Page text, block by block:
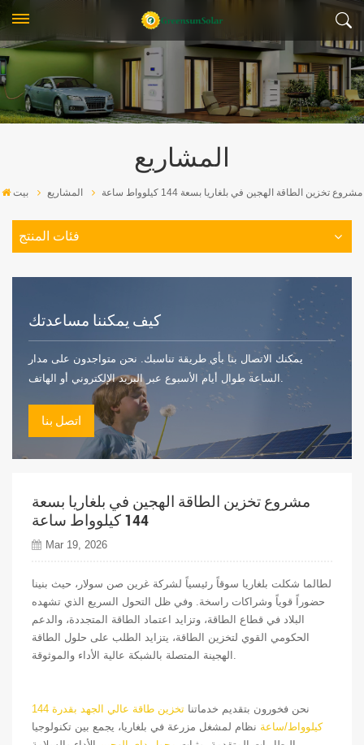
المشاريع
بيت المشاريع مشروع تخزين الطاقة الهجين في بلغاريا بسعة 144 كيلوواط ساعة
فئات المنتج
كيف يمكننا مساعدتك
يمكنك الاتصال بنا بأي طريقة تناسبك. نحن متواجدون على مدار
الساعة طوال أيام الأسبوع عبر البريد الإلكتروني أو الهاتف.
اتصل بنا
مشروع تخزين الطاقة الهجين في بلغاريا بسعة
144 كيلوواط ساعة
Mar 19, 2026
لطالما شكلت بلغاريا سوقاً رئيسياً لشركة غرين صن سولار، حيث بنينا
حضوراً قوياً وشراكات راسخة. وفي ظل التحول السريع الذي تشهده
البلاد في قطاع الطاقة، وتزايد اعتماد الطاقة المتجددة، والدعم
الحكومي القوي لتخزين الطاقة، يتزايد الطلب على حلول الطاقة
الهجينة المتصلة بالشبكة عالية الأداء والموثوقة.
نحن فخورون بتقديم خدماتنا
تخزين طاقة عالي الجهد بقدرة 144
كيلوواط/ساعة نظام لمشغل مزرعة في بلغاريا، يجمع بين تكنولوجيا